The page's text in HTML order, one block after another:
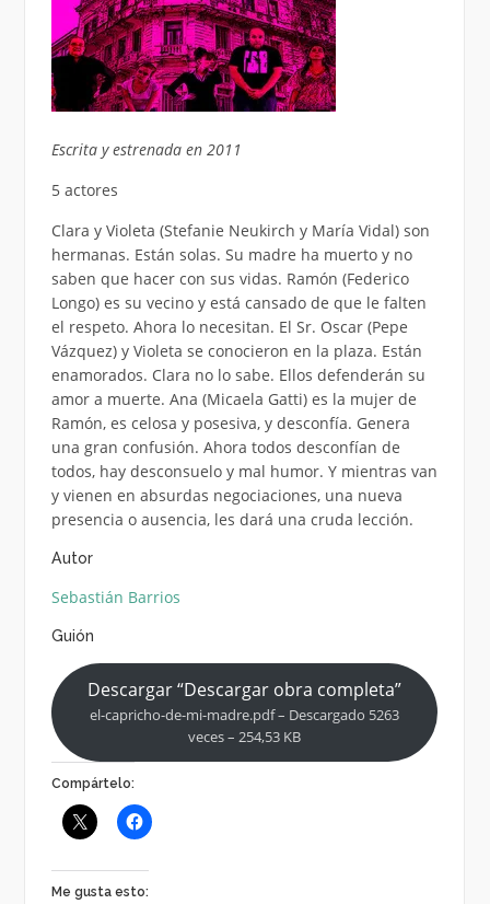
Escrita y estrenada en 2011
5 actores
Clara y Violeta (Stefanie Neukirch y María Vidal) son
hermanas. Están solas. Su madre ha muerto y no
saben que hacer con sus vidas. Ramón (Federico
Longo) es su vecino y está cansado de que le falten
el respeto. Ahora lo necesitan. El Sr. Oscar (Pepe
Vázquez) y Violeta se conocieron en la plaza. Están
enamorados. Clara no lo sabe. Ellos defenderán su
amor a muerte. Ana (Micaela Gatti) es la mujer de
Ramón, es celosa y posesiva, y desconfía. Genera
una gran confusión. Ahora todos desconfían de
todos, hay desconsuelo y mal humor. Y mientras van
y vienen en absurdas negociaciones, una nueva
presencia o ausencia, les dará una cruda lección.
Autor
Sebastián Barrios
Guión
Descargar “Descargar obra completa”
el-capricho-de-mi-madre.pdf – Descargado 5263
veces – 254,53 KB
Compártelo:
Me gusta esto: